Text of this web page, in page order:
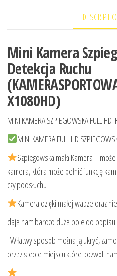
Mini Kamera
Detekcja Ruchu
X1080HD)
MINI KAMERA SZPIEGOWSKA FULL HD
MINI KAMERA FULL HD
Szpiegowska mała Kamera –
kamera, która może pełnić funkcję
czy podsłuchu
Kamera dzięki małej wadze oraz
daje nam bardzo duże pole do popisu
. W łatwy sposób można ją ukryć,
przez siebie miejscu które pozwoli